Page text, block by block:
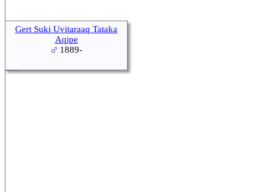
Gert Suki Uvitaraaq Tataka
Aqipe
1889-